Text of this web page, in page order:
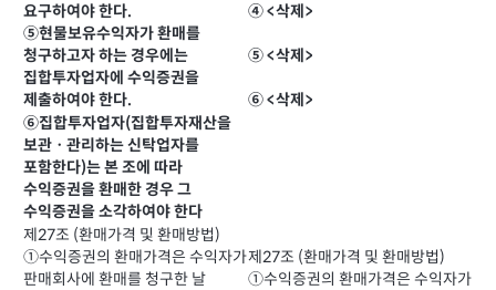
요구하여야 한다.
⑤현물보유수익자가 환매를
청구하고자 하는 경우에는
집합투자업자에 수익증권을
제출하여야 한다.
⑥집합투자업자(집합투자재산을
보관ㆍ관리하는 신탁업자를
포함한다)는 본 조에 따라
수익증권을 환매한 경우 그
수익증권을 소각하여야 한다
④ <삭제>
⑤ <삭제>
⑥ <삭제>
제27조 (환매가격 및 환매방법)
①수익증권의 환매가격은 수익자가
판매회사에 환매를 청구한 날
제27조 (환매가격 및 환매방법)
①수익증권의 환매가격은 수익자가